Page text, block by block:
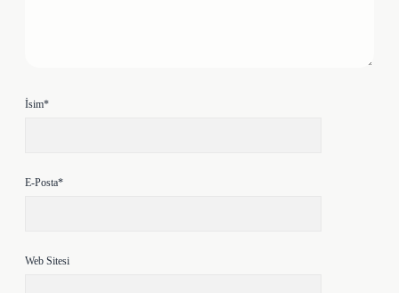
İsim*
E-Posta*
Web Sitesi